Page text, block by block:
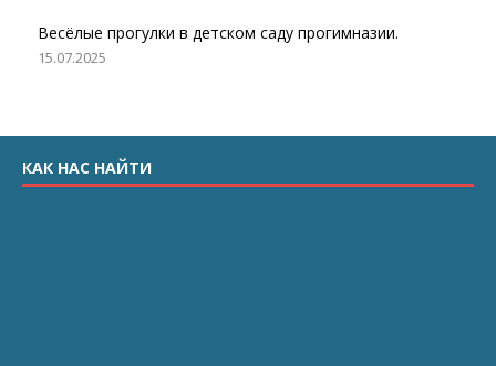
Весёлые прогулки в детском саду прогимназии.
15.07.2025
КАК НАС НАЙТИ